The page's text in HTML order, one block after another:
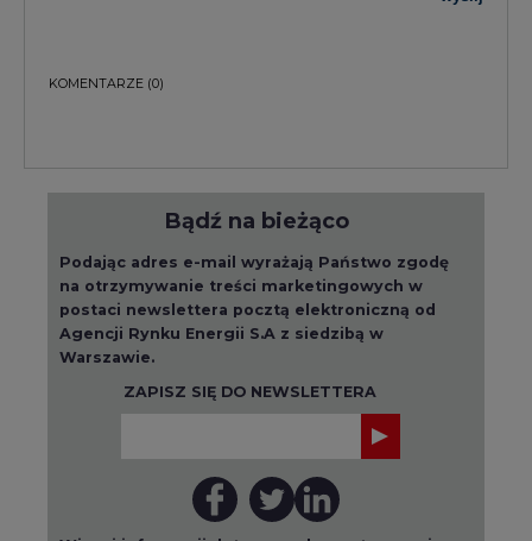
przez nas Państwa danych osobowych, w tym
informacje o przysługujących Państwu
prawach, znajduje się w polityce prywatności.
Raporty branżowe